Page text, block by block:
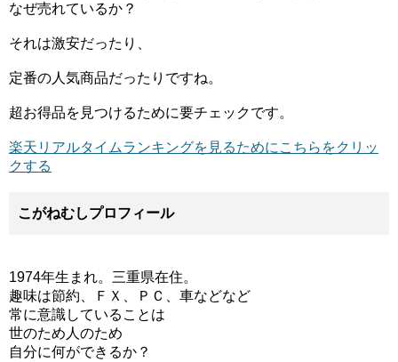
なぜ売れているか？
それは激安だったり、
定番の人気商品だったりですね。
超お得品を見つけるために要チェックです。
楽天リアルタイムランキングを見るためにこちらをクリッ
クする
こがねむしプロフィール
1974年生まれ。三重県在住。
趣味は節約、ＦＸ、ＰＣ、車などなど
常に意識していることは
世のため人のため
自分に何ができるか？